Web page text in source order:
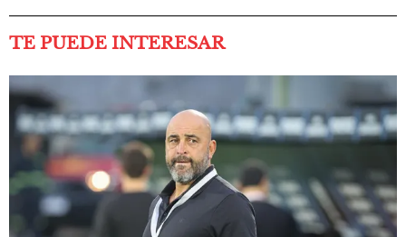
TE PUEDE INTERESAR